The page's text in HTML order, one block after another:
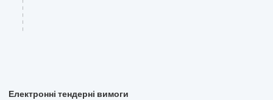
Електронні тендерні вимоги